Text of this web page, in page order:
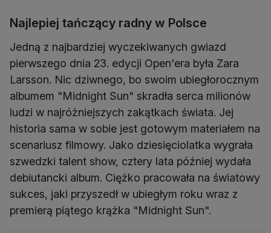
Najlepiej tańczący radny w Polsce
Jedną z najbardziej wyczekiwanych gwiazd
pierwszego dnia 23. edycji Open'era była Zara
Larsson. Nic dziwnego, bo swoim ubiegłorocznym
albumem "Midnight Sun" skradła serca milionów
ludzi w najróżniejszych zakątkach świata. Jej
historia sama w sobie jest gotowym materiałem na
scenariusz filmowy. Jako dziesięciolatka wygrała
szwedzki talent show, cztery lata później wydała
debiutancki album. Ciężko pracowała na światowy
sukces, jaki przyszedł w ubiegłym roku wraz z
premierą piątego krążka "Midnight Sun".